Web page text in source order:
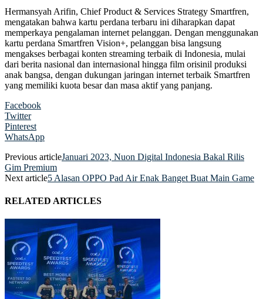
Hermansyah Arifin, Chief Product & Services Strategy Smartfren,
mengatakan bahwa kartu perdana terbaru ini diharapkan dapat
memperkaya pengalaman internet pelanggan. Dengan menggunakan
kartu perdana Smartfren Vision+, pelanggan bisa langsung
mengakses berbagai konten streaming terbaik di Indonesia, mulai
dari berita nasional dan internasional hingga film orisinil produksi
anak bangsa, dengan dukungan jaringan internet terbaik Smartfren
yang memiliki kuota besar dan masa aktif yang panjang.
Facebook
Twitter
Pinterest
WhatsApp
Previous articleJanuari 2023, Nuon Digital Indonesia Bakal Rilis
Gim Premium
Next article5 Alasan OPPO Pad Air Enak Banget Buat Main Game
RELATED ARTICLES